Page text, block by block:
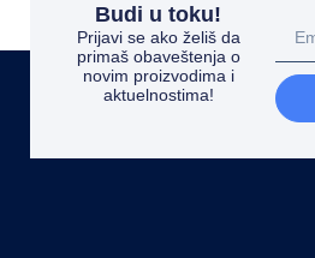
Budi u toku!
Prijavi se ako želiš da
primaš obaveštenja o
novim proizvodima i
aktuelnostima!